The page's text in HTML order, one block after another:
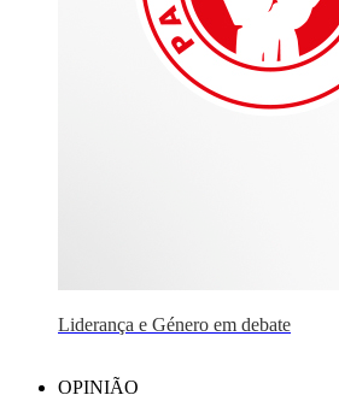
Liderança e Género em debate
OPINIÃO